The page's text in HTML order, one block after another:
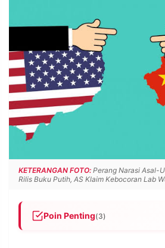
INFORMASI
PRIVACY
POLICY
BERITA
WARGA
INFORMASI
IKLAN
PENGADUAN
SERVICE
KAMI
KETERANGAN FOTO: Perang Narasi Asal-
Rilis Buku Putih, AS Klaim Kebocoran Lab
Poin Penting(3)